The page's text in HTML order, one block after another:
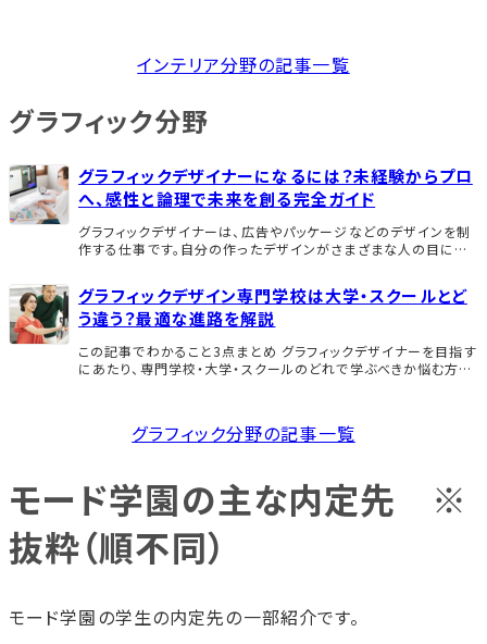
インテリア分野の記事一覧
グラフィック分野
グラフィックデザイナーになるには？未経験からプロ
へ、感性と論理で未来を創る完全ガイド
グラフィックデザイナーは、広告やパッケージなどのデザインを制
作する仕事です。自分の作ったデザインがさまざまな人の目に触
考える人も多いのではないでしょうか。 「セ […]
グラフィックデザイン専門学校は大学・スクールとど
う違う？最適な進路を解説
この記事でわかること3点まとめ グラフィックデザイナーを目指す
にあたり、専門学校・大学・スクールのどれで学ぶべきか悩む方は
グラフィック分野の記事一覧
モード学園の主な内定先 ※
抜粋（順不同）
モード学園の学生の内定先の一部紹介です。